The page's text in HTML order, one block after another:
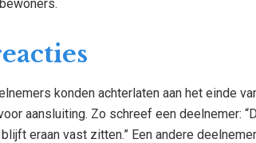
konden achterlaten aan het einde
aansluiting. Zo schreef een deelnemer:
eraan vast zitten.” Een andere